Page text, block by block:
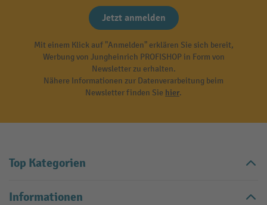
Jetzt anmelden
Mit einem Klick auf "Anmelden" erklären Sie sich bereit,
Werbung von Jungheinrich PROFISHOP in Form von
Newsletter zu erhalten.
Nähere Informationen zur Datenverarbeitung beim
Newsletter finden Sie hier.
Top Kategorien
Informationen